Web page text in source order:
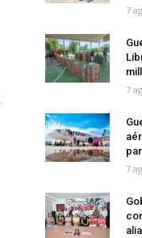
7
7
7